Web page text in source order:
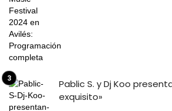
Pablic S. y Dj Koo
exquisito»